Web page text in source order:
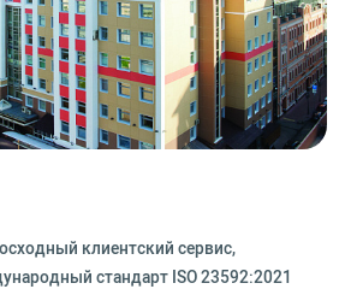
клиентский сервиc,
стандарт ISO 23592:2021